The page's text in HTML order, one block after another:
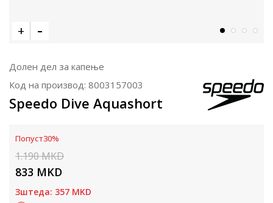
Долен дел за капење
Код на производ: 8003157003
Speedo Dive Aquashort
Попуст30%
1.190MKD
833 MKD
Зштеда: 357 MKD